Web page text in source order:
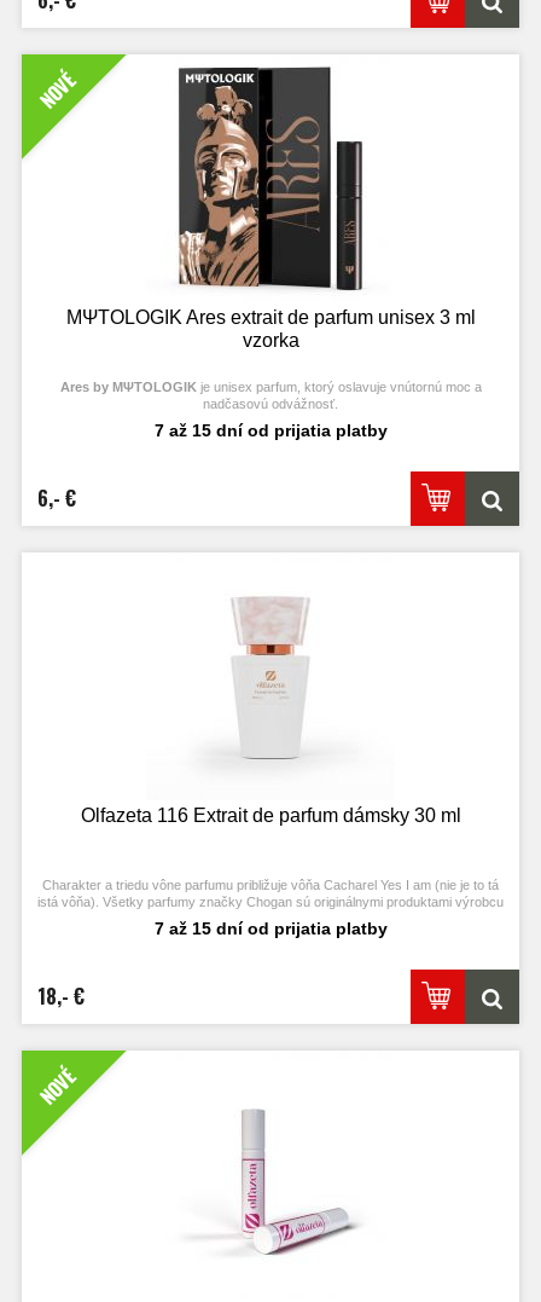
NOVÉ
MΨTΟLOGIK Ares extrait de parfum unisex 3 ml
vzorka
Ares by MΨTΟLOGIK je unisex parfum, ktorý oslavuje vnútornú moc a
nadčasovú odvážnosť.
7 až 15 dní od prijatia platby
6,- €
Olfazeta 116 Extrait de parfum dámsky 30 ml
Charakter a triedu vône parfumu približuje vôňa Cacharel Yes I am (nie je to tá
istá vôňa). Všetky parfumy značky Chogan sú originálnymi produktami výrobcu
7 až 15 dní od prijatia platby
18,- €
NOVÉ